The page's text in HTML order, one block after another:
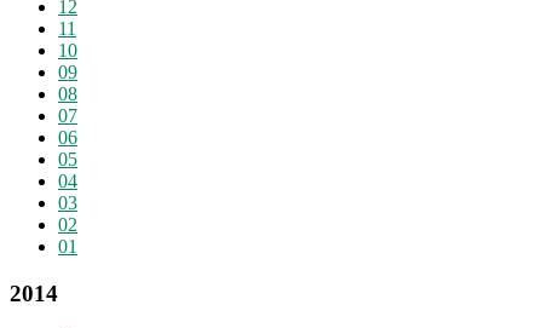
12
11
10
09
08
07
06
05
04
03
02
01
2014